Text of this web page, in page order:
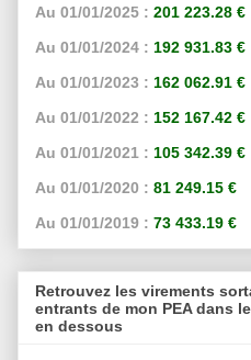
Au 01/01/2025 : 201 223.28 €
Au 01/01/2024 : 192 931.83 €
Au 01/01/2023 : 162 062.91 €
Au 01/01/2022 : 152 167.42 €
Au 01/01/2021 : 105 342.39 €
Au 01/01/2020 : 81 249.15 €
Au 01/01/2019 : 73 433.19 €
Retrouvez les virements
entrants de mon PEA dans
en dessous